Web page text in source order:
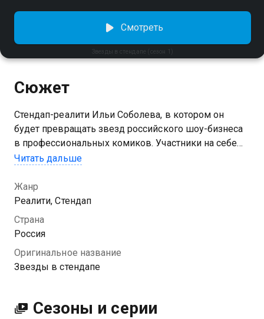
Звезды в стендапе (сезон 1)
Смотреть
Сюжет
Стендап-реалити Ильи Соболева, в котором он
будет превращать звезд российского шоу-бизнеса
в профессиональных комиков. Участники на себе
ощутят все препятствия и трудности, с которыми
выступлению. А в финале выпуска каждый выйдет
со своим собственным номером и покажет, чему
научился за это время.
стендапе вы можете совершенно бесплатно в
хорошем HD качестве на Казахтелеком
Читать дальше
Жанр
Реалити, Стендап
Страна
Россия
Оригинальное название
Звезды в стендапе
Сезоны и серии